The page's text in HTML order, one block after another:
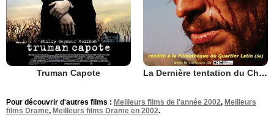
Truman Capote La Dernière tentation du Christ
Pour découvrir d'autres films : Meilleurs films de l'année 2002, Meilleurs
films Drame, Meilleurs films Drame en 2002.